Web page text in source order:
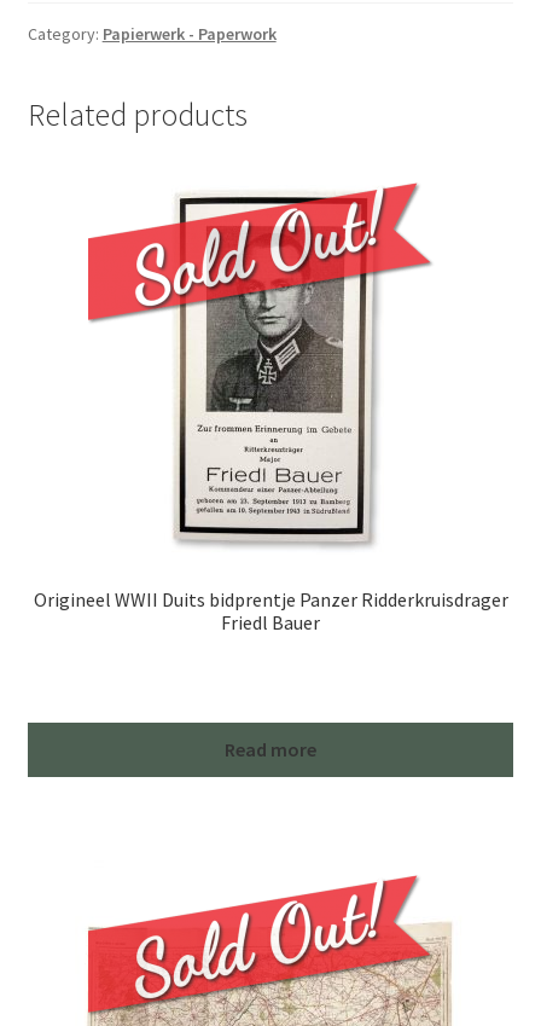
Category: Papierwerk - Paperwork
Related products
Origineel WWII Duits bidprentje Panzer Ridderkruisdrager
Friedl Bauer
Read more